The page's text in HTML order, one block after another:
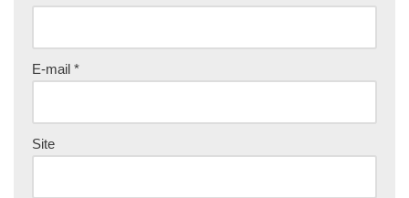
E-mail *
Site